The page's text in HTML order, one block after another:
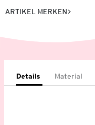
ARTIKEL MERKEN
Details Material